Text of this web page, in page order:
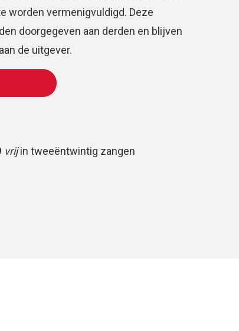
worden vermenigvuldigd. Deze
doorgegeven aan derden en blijven
de uitgever.
vrijin tweeëntwintig zangen